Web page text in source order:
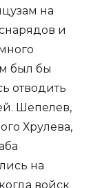
на
и
был бы
отводить
Шепелев,
Хрулева,
на
войск